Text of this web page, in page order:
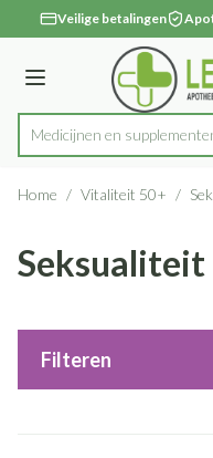
Ga naar de inhoud
1 van 1Veilige betalingen
Menu
Product, merk,
Medicijnen en
Home / Vitaliteit 50+ /
Seksualiteit
Filteren